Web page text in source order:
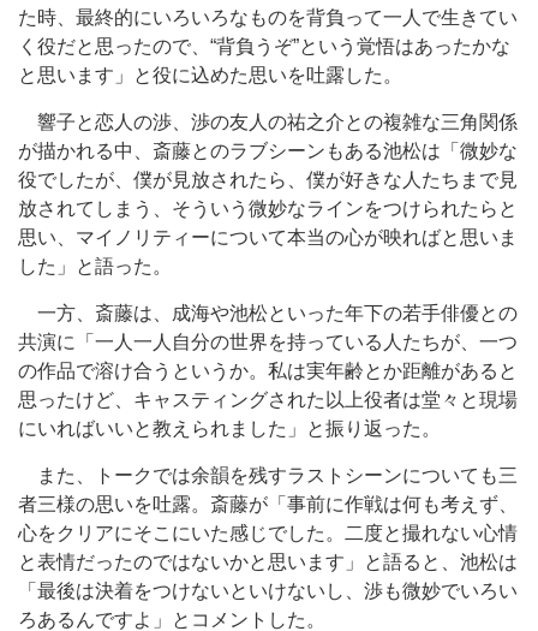
た時、最終的にいろいろなものを背負って一人で生きてい
く役だと思ったので、“背負うぞ”という覚悟はあったかな
と思います」と役に込めた思いを吐露した。
響子と恋人の渉、渉の友人の祐之介との複雑な三角関係
が描かれる中、斎藤とのラブシーンもある池松は「微妙な
役でしたが、僕が見放されたら、僕が好きな人たちまで見
放されてしまう、そういう微妙なラインをつけられたらと
思い、マイノリティーについて本当の心が映ればと思いま
した」と語った。
一方、斎藤は、成海や池松といった年下の若手俳優との
共演に「一人一人自分の世界を持っている人たちが、一つ
の作品で溶け合うというか。私は実年齢とか距離があると
思ったけど、キャスティングされた以上役者は堂々と現場
にいればいいと教えられました」と振り返った。
また、トークでは余韻を残すラストシーンについても三
者三様の思いを吐露。斎藤が「事前に作戦は何も考えず、
心をクリアにそこにいた感じでした。二度と撮れない心情
と表情だったのではないかと思います」と語ると、池松は
「最後は決着をつけないといけないし、渉も微妙でいろい
ろあるんですよ」とコメントした。